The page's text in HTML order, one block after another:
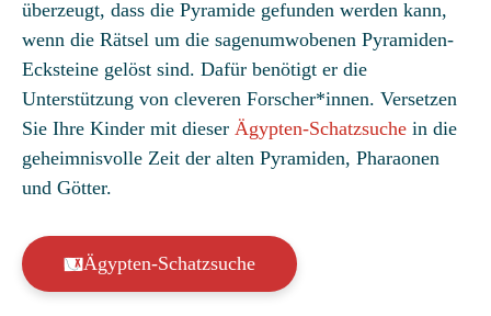
basierend
auf
Kundenbew
ertungen
überzeugt, dass die Pyramide gefunden werden kann,
wenn die Rätsel um die sagenumwobenen Pyramiden-
Ecksteine gelöst sind. Dafür benötigt er die
Unterstützung von cleveren Forscher*innen. Versetzen
Sie Ihre Kinder mit dieser Ägypten-Schatzsuche in die
geheimnisvolle Zeit der alten Pyramiden, Pharaonen
und Götter.
Ägypten-Schatzsuche